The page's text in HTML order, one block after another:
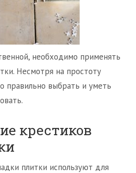
необходимо применять
Несмотря на простоту
правильно выбрать и уметь
крестиков
плитки используют для